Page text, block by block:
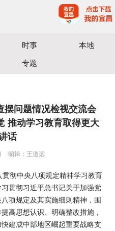
时事
本地
专题
摆问题情况检视交流会
推动学习教育取得更大
话
编辑：王道远
彻中央八项规定精神学习教育
贯彻习近平总书记关于加强党
项规定及其实施细则精神，围
高思想认识、明确整改措施，
建成中部地区崛起重要战略支